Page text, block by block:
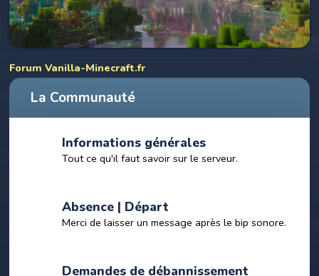
Forum Vanilla-Minecraft.fr
La Communauté
Informations générales
Tout ce qu'il faut savoir sur le serveur.
Absence | Départ
Merci de laisser un message après le bip sonore.
Demandes de débannissement